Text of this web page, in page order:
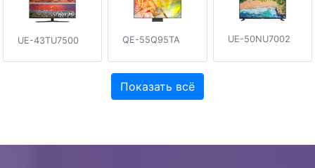
UE-43TU7500 QE-55Q95TA UE-50NU7002
Показать всё